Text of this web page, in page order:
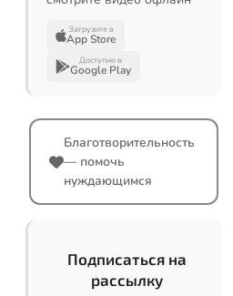
Загрузите в
App Store
Доступно в
Google Play
Благотворительность
— помочь
нуждающимся
Подписаться на
рассылку